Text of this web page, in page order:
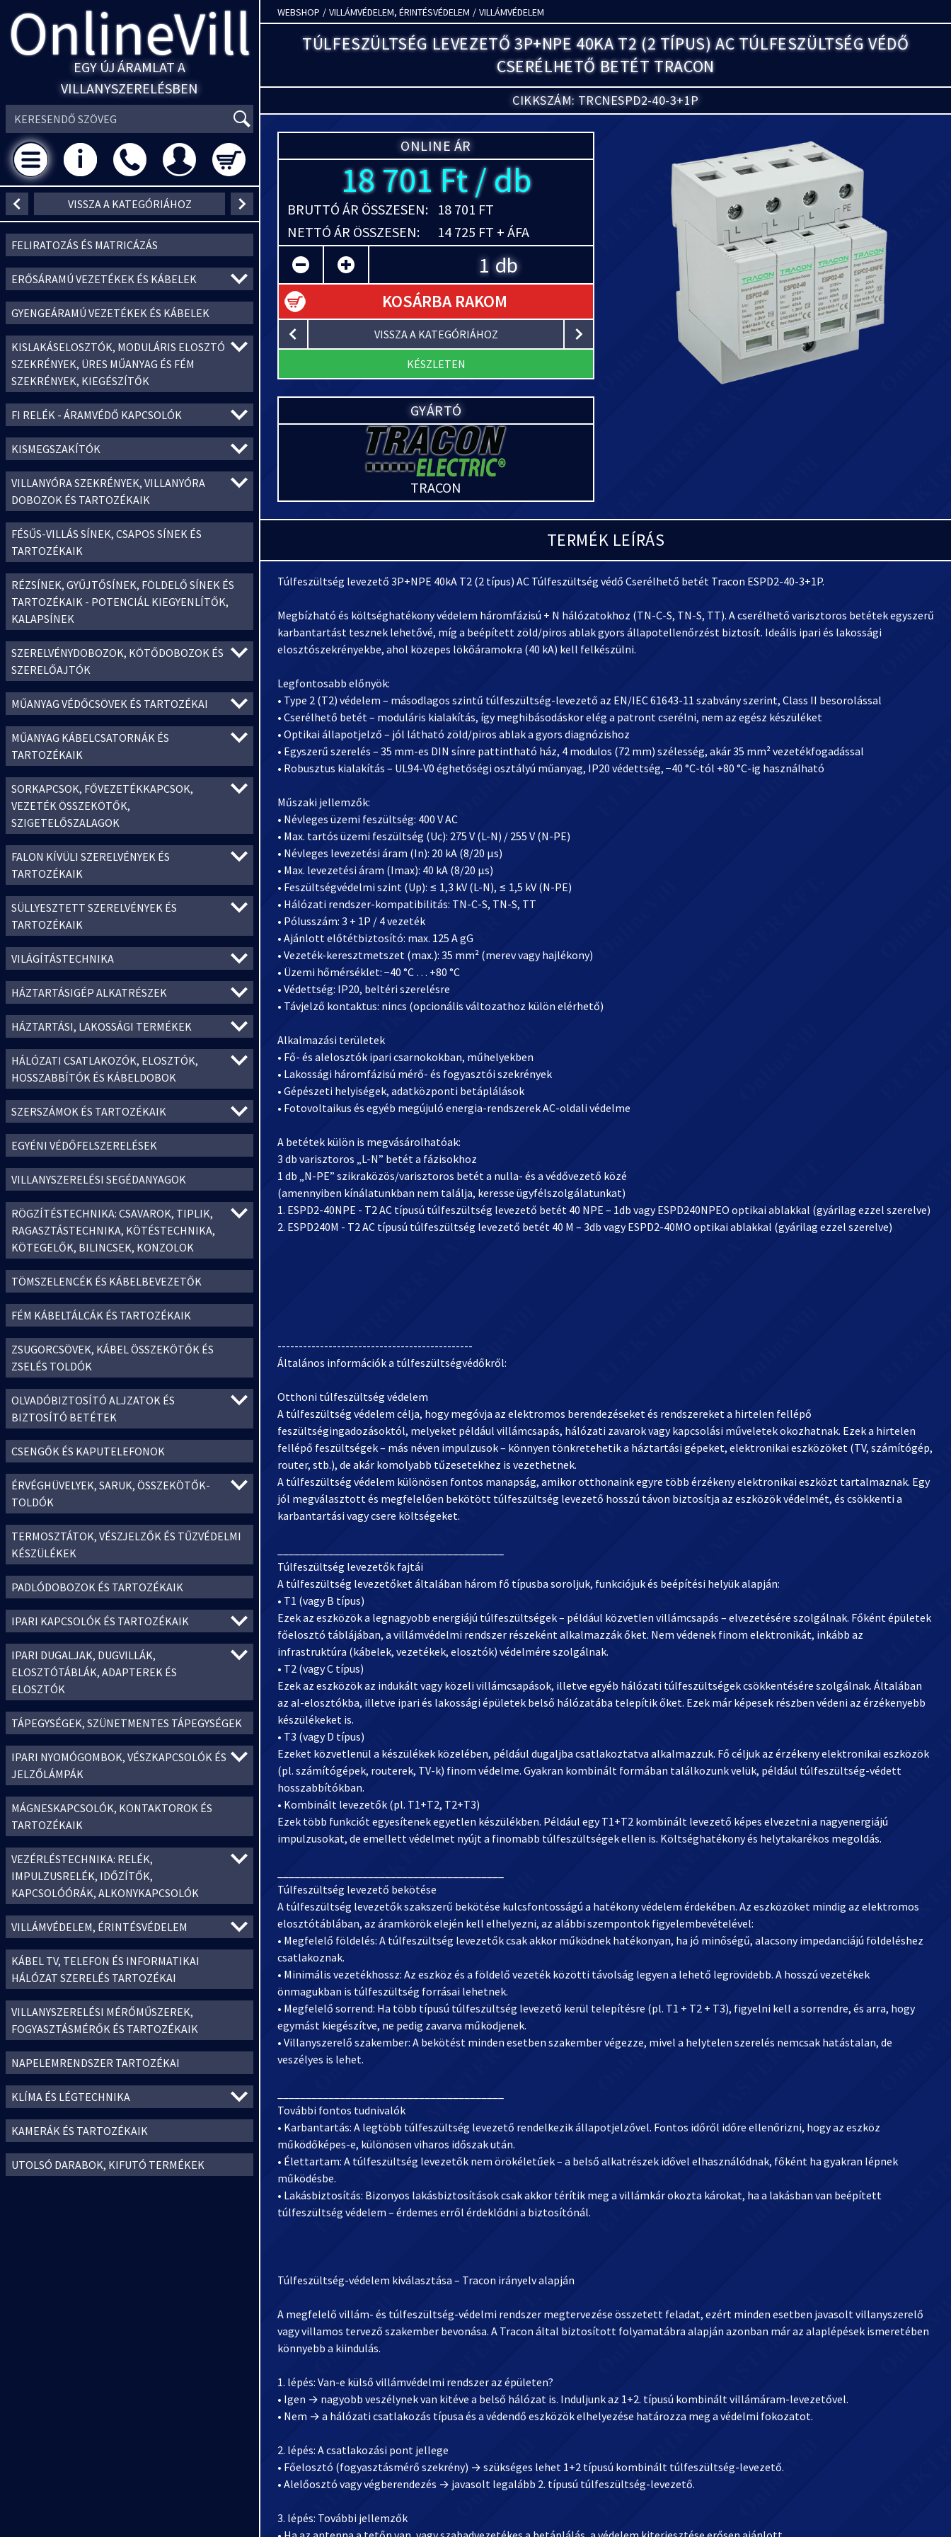
OnlineVill
EGY ÚJ ÁRAMLAT A
VILLANYSZERELÉSBEN
VISSZA A KATEGÓRIÁHOZ
FELIRATOZÁS ÉS MATRICÁZÁS
ERŐSÁRAMÚ VEZETÉKEK ÉS KÁBELEK
GYENGEÁRAMÚ VEZETÉKEK ÉS KÁBELEK
KISLAKÁSELOSZTÓK, MODULÁRIS ELOSZTÓ
SZEKRÉNYEK, ÜRES MŰANYAG ÉS FÉM
SZEKRÉNYEK, KIEGÉSZÍTŐK
FI RELÉK - ÁRAMVÉDŐ KAPCSOLÓK
KISMEGSZAKÍTÓK
VILLANYÓRA SZEKRÉNYEK, VILLANYÓRA
DOBOZOK ÉS TARTOZÉKAIK
FÉSŰS-VILLÁS SÍNEK, CSAPOS SÍNEK ÉS
TARTOZÉKAIK
RÉZSÍNEK, GYŰJTŐSÍNEK, FÖLDELŐ SÍNEK ÉS
TARTOZÉKAIK - POTENCIÁL KIEGYENLÍTŐK,
KALAPSÍNEK
SZERELVÉNYDOBOZOK, KÖTŐDOBOZOK ÉS
SZERELŐAJTÓK
MŰANYAG VÉDŐCSÖVEK ÉS TARTOZÉKAI
MŰANYAG KÁBELCSATORNÁK ÉS
TARTOZÉKAIK
SORKAPCSOK, FŐVEZETÉKKAPCSOK,
VEZETÉK ÖSSZEKÖTŐK,
SZIGETELŐSZALAGOK
FALON KÍVÜLI SZERELVÉNYEK ÉS
TARTOZÉKAIK
SÜLLYESZTETT SZERELVÉNYEK ÉS
TARTOZÉKAIK
VILÁGÍTÁSTECHNIKA
HÁZTARTÁSIGÉP ALKATRÉSZEK
HÁZTARTÁSI, LAKOSSÁGI TERMÉKEK
HÁLÓZATI CSATLAKOZÓK, ELOSZTÓK,
HOSSZABBÍTÓK ÉS KÁBELDOBOK
SZERSZÁMOK ÉS TARTOZÉKAIK
EGYÉNI VÉDŐFELSZERELÉSEK
VILLANYSZERELÉSI SEGÉDANYAGOK
RÖGZÍTÉSTECHNIKA: CSAVAROK, TIPLIK,
RAGASZTÁSTECHNIKA, KÖTÉSTECHNIKA,
KÖTEGELŐK, BILINCSEK, KONZOLOK
TÖMSZELENCÉK ÉS KÁBELBEVEZETŐK
FÉM KÁBELTÁLCÁK ÉS TARTOZÉKAIK
ZSUGORCSÖVEK, KÁBEL ÖSSZEKÖTŐK ÉS
ZSELÉS TOLDÓK
OLVADÓBIZTOSÍTÓ ALJZATOK ÉS
BIZTOSÍTÓ BETÉTEK
CSENGŐK ÉS KAPUTELEFONOK
ÉRVÉGHÜVELYEK, SARUK, ÖSSZEKÖTŐK-
TOLDÓK
TERMOSZTÁTOK, VÉSZJELZŐK ÉS TŰZVÉDELMI
KÉSZÜLÉKEK
PADLÓDOBOZOK ÉS TARTOZÉKAIK
IPARI KAPCSOLÓK ÉS TARTOZÉKAIK
IPARI DUGALJAK, DUGVILLÁK,
ELOSZTÓTÁBLÁK, ADAPTEREK ÉS
ELOSZTÓK
TÁPEGYSÉGEK, SZÜNETMENTES TÁPEGYSÉGEK
IPARI NYOMÓGOMBOK, VÉSZKAPCSOLÓK ÉS
JELZŐLÁMPÁK
MÁGNESKAPCSOLÓK, KONTAKTOROK ÉS
TARTOZÉKAIK
VEZÉRLÉSTECHNIKA: RELÉK,
IMPULZUSRELÉK, IDŐZÍTŐK,
KAPCSOLÓÓRÁK, ALKONYKAPCSOLÓK
VILLÁMVÉDELEM, ÉRINTÉSVÉDELEM
KÁBEL TV, TELEFON ÉS INFORMATIKAI
HÁLÓZAT SZERELÉS TARTOZÉKAI
VILLANYSZERELÉSI MÉRŐMŰSZEREK,
FOGYASZTÁSMÉRŐK ÉS TARTOZÉKAIK
NAPELEMRENDSZER TARTOZÉKAI
KLÍMA ÉS LÉGTECHNIKA
KAMERÁK ÉS TARTOZÉKAIK
UTOLSÓ DARABOK, KIFUTÓ TERMÉKEK
WEBSHOP / VILLÁMVÉDELEM, ÉRINTÉSVÉDELEM / VILLÁMVÉDELEM
TÚLFESZÜLTSÉG LEVEZETŐ 3P+NPE 40KA T2 (2 TÍPUS) AC TÚLFESZÜLTSÉG VÉDŐ
CSERÉLHETŐ BETÉT TRACON
CIKKSZÁM: TRCNESPD2-40-3+1P
ONLINE ÁR
18 701 Ft / db
BRUTTÓ ÁR ÖSSZESEN: 18 701 FT
NETTÓ ÁR ÖSSZESEN:
14 725 FT + ÁFA
db
KOSÁRBA RAKOM
VISSZA A KATEGÓRIÁHOZ
KÉSZLETEN
GYÁRTÓ
TRACON
TERMÉK LEÍRÁS
Túlfeszültség levezető 3P+NPE 40kA T2 (2 típus) AC Túlfeszültség védő Cserélhető betét Tracon ESPD2-40-3+1P.
Megbízható és költséghatékony védelem háromfázisú + N hálózatokhoz (TN-C-S, TN-S, TT). A cserélhető varisztoros betétek egyszerű
karbantartást tesznek lehetővé, míg a beépített zöld/piros ablak gyors állapotellenőrzést biztosít. Ideális ipari és lakossági
elosztószekrényekbe, ahol közepes lökőáramokra (40 kA) kell felkészülni.
Legfontosabb előnyök:
• Type 2 (T2) védelem – másodlagos szintű túlfeszültség-levezető az EN/IEC 61643-11 szabvány szerint, Class II besorolással
• Cserélhető betét – moduláris kialakítás, így meghibásodáskor elég a patront cserélni, nem az egész készüléket
• Optikai állapotjelző – jól látható zöld/piros ablak a gyors diagnózishoz
• Egyszerű szerelés – 35 mm-es DIN sínre pattintható ház, 4 modulos (72 mm) szélesség, akár 35 mm² vezetékfogadással
• Robusztus kialakítás – UL94-V0 éghetőségi osztályú műanyag, IP20 védettség, −40 °C-tól +80 °C-ig használható
Műszaki jellemzők:
• Névleges üzemi feszültség: 400 V AC
• Max. tartós üzemi feszültség (Uc): 275 V (L-N) / 255 V (N-PE)
• Névleges levezetési áram (In): 20 kA (8/20 µs)
• Max. levezetési áram (Imax): 40 kA (8/20 µs)
• Feszültségvédelmi szint (Up): ≤ 1,3 kV (L-N), ≤ 1,5 kV (N-PE)
• Hálózati rendszer-kompatibilitás: TN-C-S, TN-S, TT
• Pólusszám: 3 + 1P / 4 vezeték
• Ajánlott előtétbiztosító: max. 125 A gG
• Vezeték-keresztmetszet (max.): 35 mm² (merev vagy hajlékony)
• Üzemi hőmérséklet: −40 °C … +80 °C
• Védettség: IP20, beltéri szerelésre
• Távjelző kontaktus: nincs (opcionális változathoz külön elérhető)
Alkalmazási területek
• Fő- és alelosztók ipari csarnokokban, műhelyekben
• Lakossági háromfázisú mérő- és fogyasztói szekrények
• Gépészeti helyiségek, adatközponti betáplálások
• Fotovoltaikus és egyéb megújuló energia-rendszerek AC-oldali védelme
A betétek külön is megvásárolhatóak:
3 db varisztoros „L-N” betét a fázisokhoz
1 db „N-PE” szikraközös/varisztoros betét a nulla- és a védővezető közé
(amennyiben kínálatunkban nem találja, keresse ügyfélszolgálatunkat)
1. ESPD2-40NPE - T2 AC típusú túlfeszültség levezető betét 40 NPE – 1db vagy ESPD240NPEO optikai ablakkal (gyárilag ezzel szerelve)
2. ESPD240M - T2 AC típusú túlfeszültség levezető betét 40 M – 3db vagy ESPD2-40MO optikai ablakkal (gyárilag ezzel szerelve)
----------------------------------------------
Általános információk a túlfeszültségvédőkről:
Otthoni túlfeszültség védelem
A túlfeszültség védelem célja, hogy megóvja az elektromos berendezéseket és rendszereket a hirtelen fellépő
feszültségingadozásoktól, melyeket például villámcsapás, hálózati zavarok vagy kapcsolási műveletek okozhatnak. Ezek a hirtelen
fellépő feszültségek – más néven impulzusok – könnyen tönkretehetik a háztartási gépeket, elektronikai eszközöket (TV, számítógép,
router, stb.), de akár komolyabb tűzesetekhez is vezethetnek.
A túlfeszültség védelem különösen fontos manapság, amikor otthonaink egyre több érzékeny elektronikai eszközt tartalmaznak. Egy
jól megválasztott és megfelelően bekötött túlfeszültség levezető hosszú távon biztosítja az eszközök védelmét, és csökkenti a
karbantartási vagy csere költségeket.
Túlfeszültség levezetők fajtái
A túlfeszültség levezetőket általában három fő típusba soroljuk, funkciójuk és beépítési helyük alapján:
• T1 (vagy B típus)
Ezek az eszközök a legnagyobb energiájú túlfeszültségek – például közvetlen villámcsapás – elvezetésére szolgálnak. Főként épületek
főelosztó táblájában, a villámvédelmi rendszer részeként alkalmazzák őket. Nem védenek finom elektronikát, inkább az
infrastruktúra (kábelek, vezetékek, elosztók) védelmére szolgálnak.
• T2 (vagy C típus)
Ezek az eszközök az indukált vagy közeli villámcsapások, illetve egyéb hálózati túlfeszültségek csökkentésére szolgálnak. Általában
az al-elosztókba, illetve ipari és lakossági épületek belső hálózatába telepítik őket. Ezek már képesek részben védeni az érzékenyebb
készülékeket is.
• T3 (vagy D típus)
Ezeket közvetlenül a készülékek közelében, például dugaljba csatlakoztatva alkalmazzuk. Fő céljuk az érzékeny elektronikai eszközök
(pl. számítógépek, routerek, TV-k) finom védelme. Gyakran kombinált formában találkozunk velük, például túlfeszültség-védett
hosszabbítókban.
• Kombinált levezetők (pl. T1+T2, T2+T3)
Ezek több funkciót egyesítenek egyetlen készülékben. Például egy T1+T2 kombinált levezető képes elvezetni a nagyenergiájú
impulzusokat, de emellett védelmet nyújt a finomabb túlfeszültségek ellen is. Költséghatékony és helytakarékos megoldás.
Túlfeszültség levezető bekötése
A túlfeszültség levezetők szakszerű bekötése kulcsfontosságú a hatékony védelem érdekében. Az eszközöket mindig az elektromos
elosztótáblában, az áramkörök elején kell elhelyezni, az alábbi szempontok figyelembevételével:
• Megfelelő földelés: A túlfeszültség levezetők csak akkor működnek hatékonyan, ha jó minőségű, alacsony impedanciájú földeléshez
csatlakoznak.
• Minimális vezetékhossz: Az eszköz és a földelő vezeték közötti távolság legyen a lehető legrövidebb. A hosszú vezetékek
önmagukban is túlfeszültség forrásai lehetnek.
• Megfelelő sorrend: Ha több típusú túlfeszültség levezető kerül telepítésre (pl. T1 + T2 + T3), figyelni kell a sorrendre, és arra, hogy
egymást kiegészítve, ne pedig zavarva működjenek.
• Villanyszerelő szakember: A bekötést minden esetben szakember végezze, mivel a helytelen szerelés nemcsak hatástalan, de
veszélyes is lehet.
További fontos tudnivalók
• Karbantartás: A legtöbb túlfeszültség levezető rendelkezik állapotjelzővel. Fontos időről időre ellenőrizni, hogy az eszköz
működőképes-e, különösen viharos időszak után.
• Élettartam: A túlfeszültség levezetők nem örökéletűek – a belső alkatrészek idővel elhasználódnak, főként ha gyakran lépnek
működésbe.
• Lakásbiztosítás: Bizonyos lakásbiztosítások csak akkor térítik meg a villámkár okozta károkat, ha a lakásban van beépített
túlfeszültség védelem – érdemes erről érdeklődni a biztosítónál.
Túlfeszültség-védelem kiválasztása – Tracon irányelv alapján
A megfelelő villám- és túlfeszültség-védelmi rendszer megtervezése összetett feladat, ezért minden esetben javasolt villanyszerelő
vagy villamos tervező szakember bevonása. A Tracon által biztosított folyamatábra alapján azonban már az alaplépések ismeretében
könnyebb a kiindulás.
1. lépés: Van-e külső villámvédelmi rendszer az épületen?
• Igen → nagyobb veszélynek van kitéve a belső hálózat is. Induljunk az 1+2. típusú kombinált villámáram-levezetővel.
• Nem → a hálózati csatlakozás típusa és a védendő eszközök elhelyezése határozza meg a védelmi fokozatot.
2. lépés: A csatlakozási pont jellege
• Főelosztó (fogyasztásmérő szekrény) → szükséges lehet 1+2 típusú kombinált túlfeszültség-levezető.
• Alelőosztó vagy végberendezés → javasolt legalább 2. típusú túlfeszültség-levezető.
3. lépés: További jellemzők